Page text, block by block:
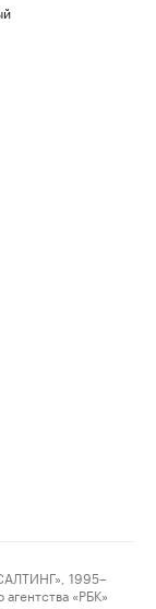
1995–
«РБК»